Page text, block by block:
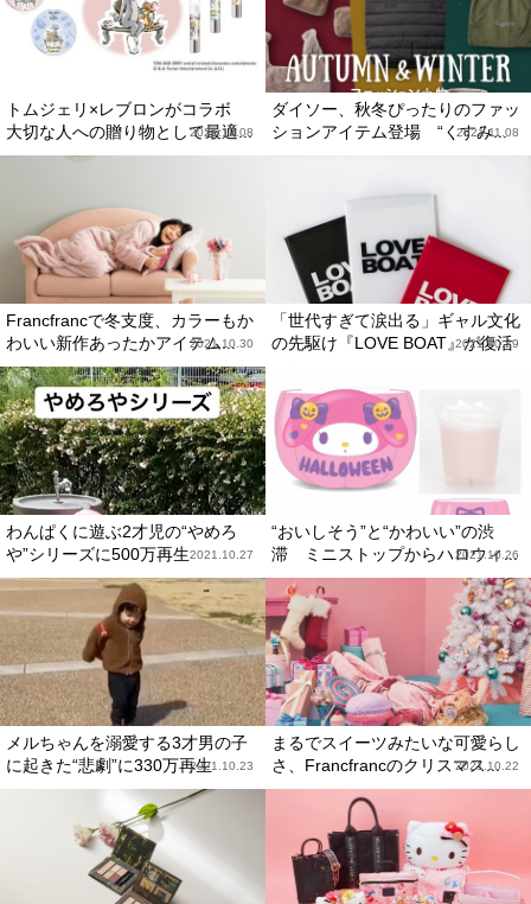
トムジェリ×レブロンがコラボ
大切な人への贈り物として最適...
2021.12.08
ダイソー、秋冬ぴったりのファッ
ションアイテム登場 “くすみ...
2021.11.08
Francfrancで冬支度、カラーもか
わいい新作あったかアイテム...
2021.10.30
「世代すぎて涙出る」ギャル文化
の先駆け『LOVE BOAT』が復活
2021.10.29
わんぱくに遊ぶ2才児の“やめろ
や”シリーズに500万再生2021.10.27
“おいしそう”と“かわいい”の渋
滞 ミニストップからハロウィ...
2021.10.26
メルちゃんを溺愛する3才男の子
に起きた“悲劇”に330万再生2021.10.23
まるでスイーツみたいな可愛らし
さ、Francfrancのクリスマス...
2021.10.22